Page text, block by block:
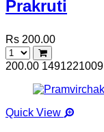
Prakruti
Rs 200.00
200.00 1491221009
Quick View